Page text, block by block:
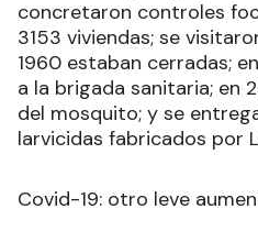
concretaron controles
3153 viviendas; se
1960 estaban cerradas;
a la brigada sanitaria; en
del mosquito; y se
larvicidas fabricados por
Covid-19: otro leve